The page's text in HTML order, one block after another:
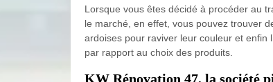
Lorsque vous êtes décidé à procéder au
le marché, en effet, vous pouvez trouver
ardoises pour raviver leur couleur et enfin
par rapport au choix des produits.
KW Rénovation 47, la société